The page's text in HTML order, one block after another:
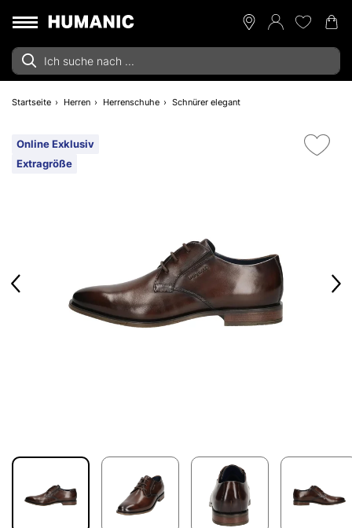
Startseite Herren Herrenschuhe Schnürer elegant
Online Exklusiv
Extragröße